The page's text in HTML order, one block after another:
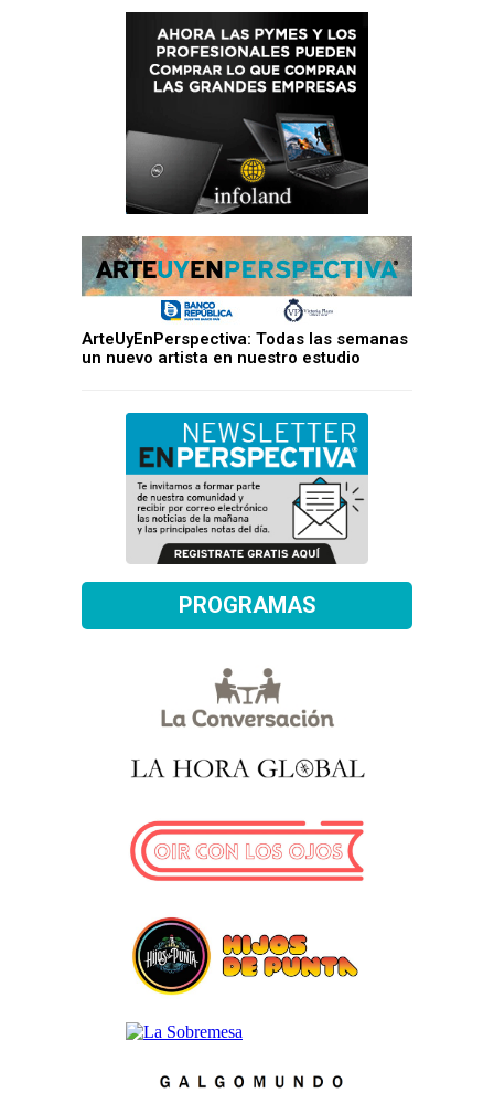
ArteUyEnPerspectiva: Todas las semanas
un nuevo artista en nuestro estudio
PROGRAMAS